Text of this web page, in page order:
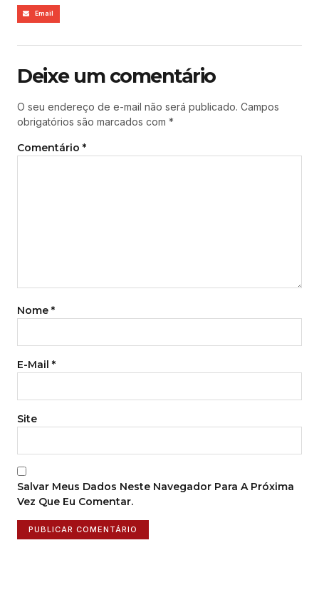
Email
Deixe um comentário
O seu endereço de e-mail não será publicado. Campos
obrigatórios são marcados com *
Comentário *
Nome *
E-Mail *
Site
Salvar Meus Dados Neste Navegador Para A Próxima
Vez Que Eu Comentar.